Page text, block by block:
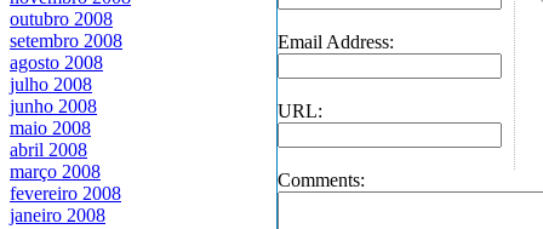
outubro 2008
setembro 2008
agosto 2008
julho 2008
junho 2008
maio 2008
abril 2008
março 2008
fevereiro 2008
janeiro 2008
Email Address:
URL:
Comments: